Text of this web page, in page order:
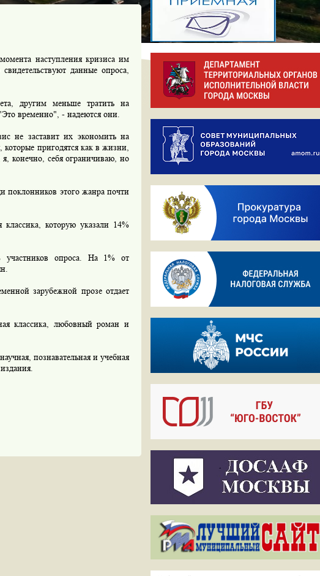
наступления кризиса им
данные опроса,
другим меньше тратить на
временно", - надеются они.
не заставит их экономить на
пригодятся как в жизни,
я, конечно, себя ограничиваю, но
этого жанра почти
которую указали 14%
опроса. На 1% от
зарубежной прозе отдает
классика, любовный роман и
познавательная и учебная